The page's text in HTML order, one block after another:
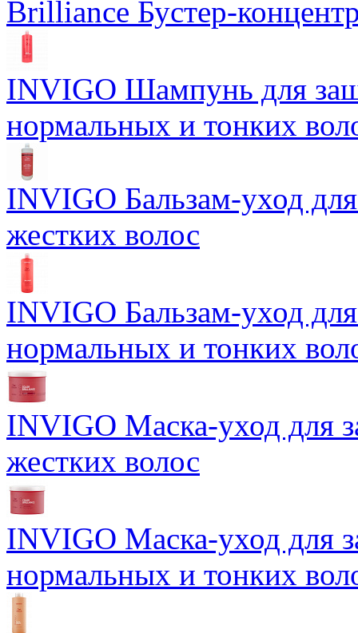
Brilliance Бустер-
INVIGO Шампунь для
нормальных и тонких
INVIGO Бальзам-уход
жестких волос
INVIGO Бальзам-уход
нормальных и тонких
INVIGO Маска-уход для
жестких волос
INVIGO Маска-уход для
нормальных и тонких